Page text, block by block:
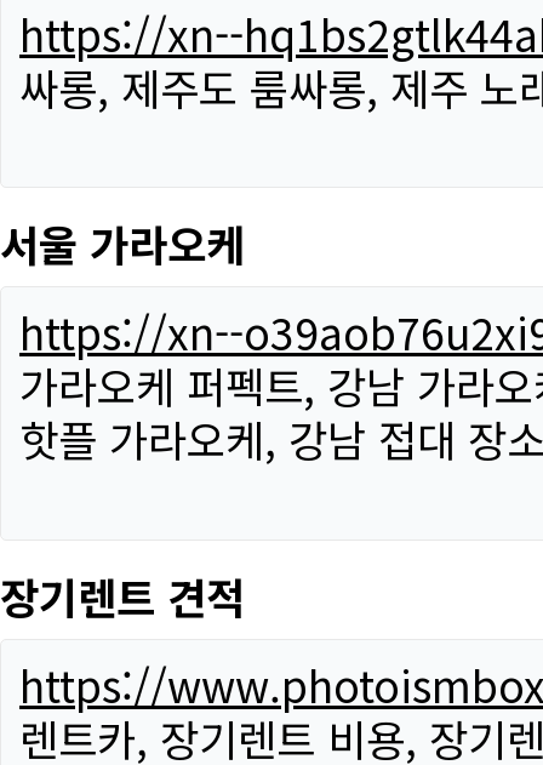
https://xn--
싸롱, 제주도 룸싸롱, 제주 노
서울 가라오케
https://xn--
가라오케 퍼펙트, 강남 가라
핫플 가라오케, 강남 접대 장
장기렌트 견적
https://
렌트카, 장기렌트 비용, 장기